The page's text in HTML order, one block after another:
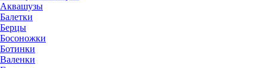
Аквашузы
Балетки
Берцы
Босоножки
Ботинки
Валенки